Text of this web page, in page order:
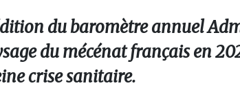
du baromètre annuel
du mécénat français en
crise sanitaire.